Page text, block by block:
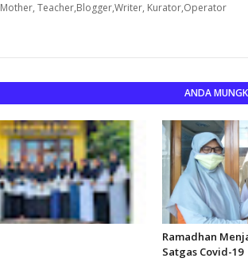
Mother, Teacher,Blogger,Writer, Kurator,Operator
ANDA
Ramadhan
Satgas Covid-19